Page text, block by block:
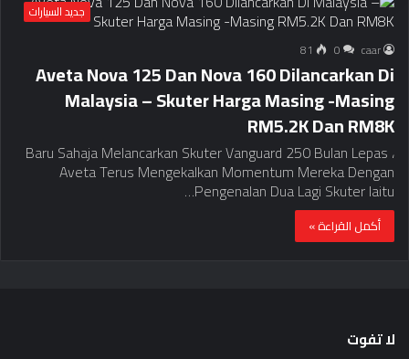
جديد السيارات
caar
0
81
Aveta Nova 125 Dan Nova 160 Dilancarkan Di
Malaysia – Skuter Harga Masing -Masing
RM5.2K Dan RM8K
Baru Sahaja Melancarkan Skuter Vanguard 250 Bulan Lepas ،
Aveta Terus Mengekalkan Momentum Mereka Dengan
Pengenalan Dua Lagi Skuter Iaitu…
أكمل القراءة »
لا تفوت